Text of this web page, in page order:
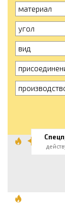
материал
угол
вид